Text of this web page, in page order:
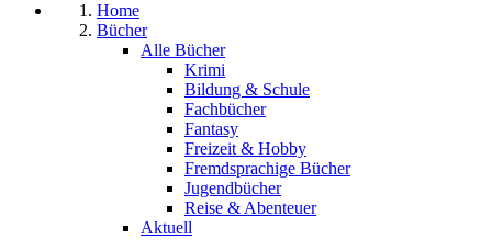
Home
Bücher
Alle Bücher
Krimi
Bildung & Schule
Fachbücher
Fantasy
Freizeit & Hobby
Fremdsprachige Bücher
Jugendbücher
Reise & Abenteuer
Aktuell